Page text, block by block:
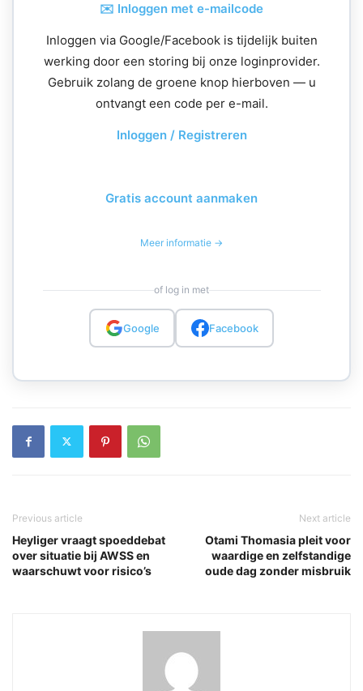
✉️ Inloggen met e-mailcode
Inloggen via Google/Facebook is tijdelijk buiten
werking door een storing bij onze loginprovider.
Gebruik zolang de groene knop hierboven — u
ontvangt een code per e-mail.
Inloggen / Registreren
Gratis account aanmaken
Meer informatie →
of log in met
Google Facebook
Previous article
Heyliger vraagt spoeddebat
over situatie bij AWSS en
waarschuwt voor risico’s
Next article
Otami Thomasia pleit voor
waardige en zelfstandige
oude dag zonder misbruik